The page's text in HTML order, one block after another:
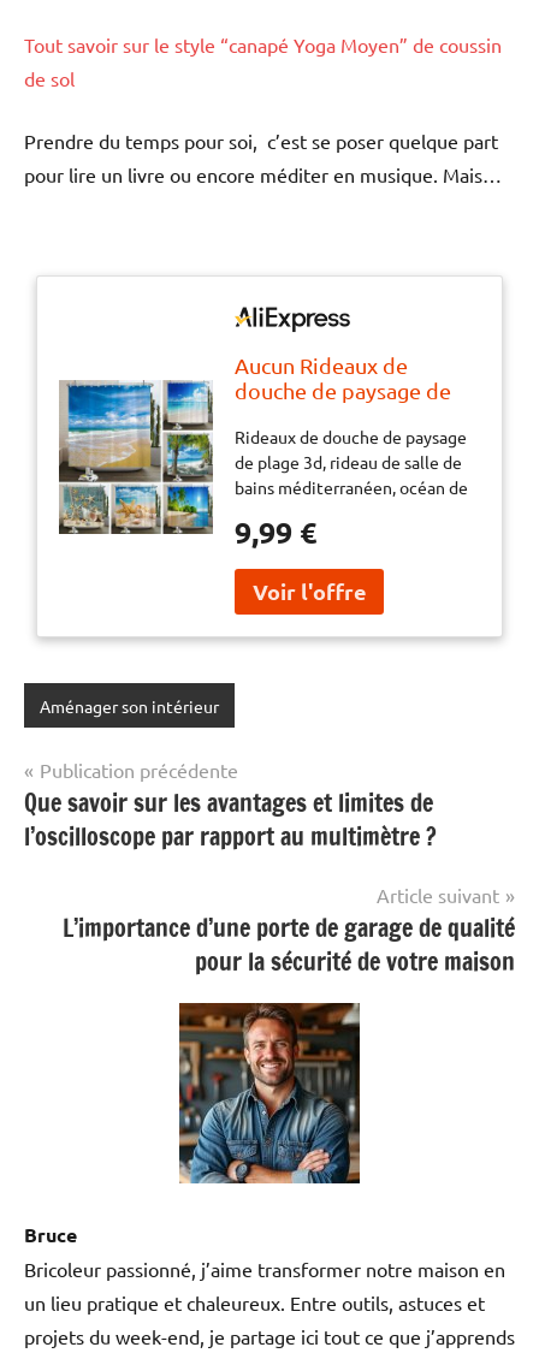
Tout savoir sur le style “canapé Yoga Moyen” de coussin
de sol
Prendre du temps pour soi, c’est se poser quelque part
pour lire un livre ou encore méditer en musique. Mais…
Aucun Rideaux de
douche de paysage de
de bains méditerranéen,
océan de mer,
décoration en tissu
imperméable, rideau de
bain 180x240cm
Rideaux de douche de paysage
de plage 3d, rideau de salle de
bains méditerranéen, océan de
imperméable, rideau de bain
9,99 €
Aménager son intérieur
Navigation
de
l’article
Publication précédente
Que savoir sur les avantages et limites de
l’oscilloscope par rapport au multimètre ?
Article suivant
L’importance d’une porte de garage de qualité
pour la sécurité de votre maison
Bruce
Bricoleur passionné, j’aime transformer notre maison en
un lieu pratique et chaleureux. Entre outils, astuces et
projets du week-end, je partage ici tout ce que j’apprends